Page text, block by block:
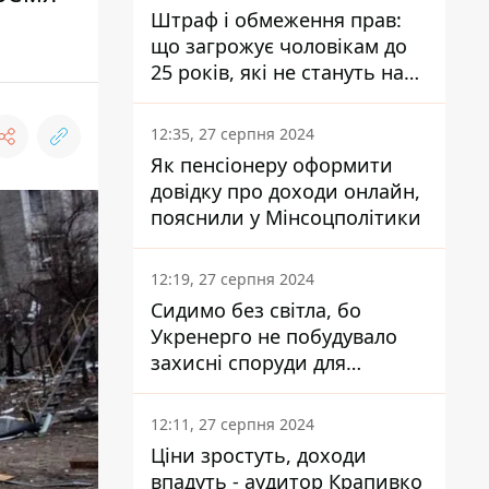
Штраф і обмеження прав:
що загрожує чоловікам до
25 років, які не стануть на
військовий облік
12:35, 27 серпня 2024
Як пенсіонеру оформити
довідку про доходи онлайн,
пояснили у Мінсоцполітики
12:19, 27 серпня 2024
Сидимо без світла, бо
Укренерго не побудувало
захисні споруди для
енергетики - нардеп
Кучеренко
12:11, 27 серпня 2024
Ціни зростуть, доходи
впадуть - аудитор Крапивко